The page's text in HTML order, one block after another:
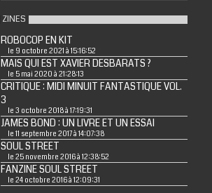
ZINES
ROBOCOP EN KIT
le 9 octobre 2021 à 15:16:52
MAIS QUI EST XAVIER DESBARATS ?
le 5 mai 2020 à 21:28:13
CRITIQUE : MIDI MINUIT FANTASTIQUE VOL.
3
le 3 octobre 2018 à 17:19:31
JAMES BOND : UN LIVRE ET UN ESSAI
le 11 septembre 2017 à 14:07:38
SOUL STREET
le 25 novembre 2016 à 12:38:52
FANZINE SOUL STREET
le 24 octobre 2016 à 12:09:31